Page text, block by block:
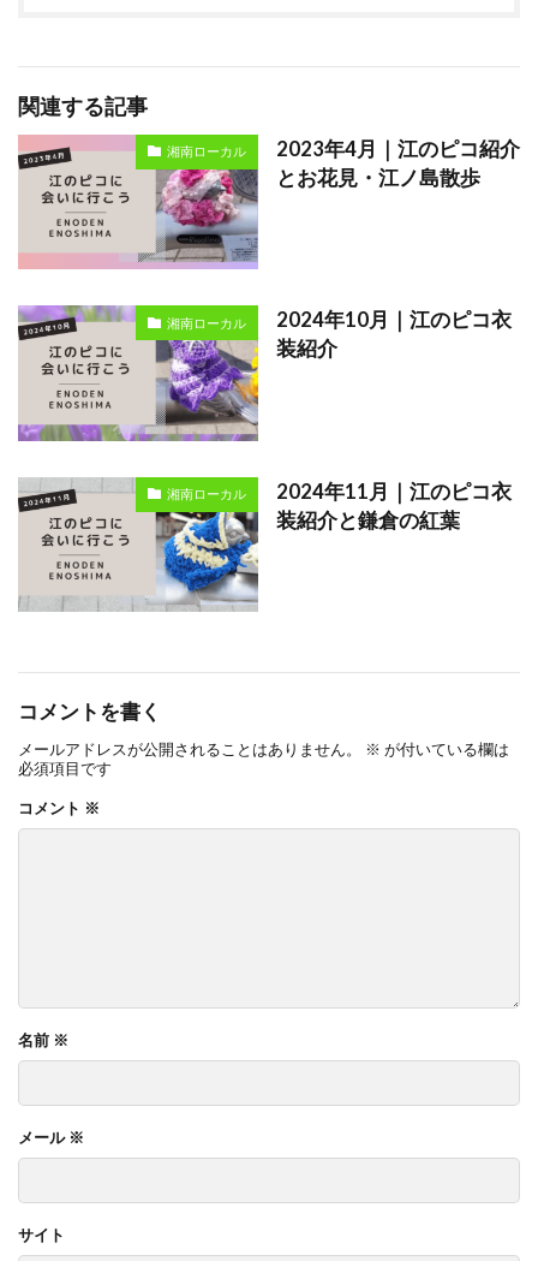
関連する記事
湘南ローカル
2023年4月｜江のピコ紹介
とお花見・江ノ島散歩
湘南ローカル
2024年10月｜江のピコ衣
装紹介
湘南ローカル
2024年11月｜江のピコ衣
装紹介と鎌倉の紅葉
コメントを書く
メールアドレスが公開されることはありません。 ※ が付いている欄は
必須項目です
コメント ※
名前 ※
メール ※
サイト